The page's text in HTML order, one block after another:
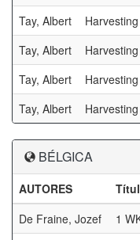
Tay, Albert
Tay, Albert
Tay, Albert
Tay, Albert
BÉLGICA
AUTORES
De Fraine, Jozef
1